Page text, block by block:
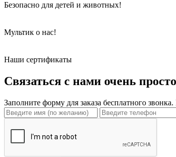
Безопасно для детей и животных!
Мультик о нас!
Наши сертификаты
Связаться с нами очень просто
Заполните форму для заказа бесплатного